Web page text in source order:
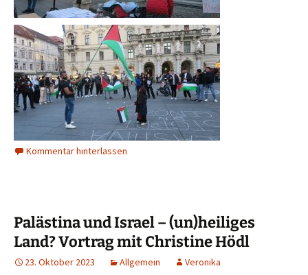
Kommentar hinterlassen
Palästina und Israel – (un)heiliges
Land? Vortrag mit Christine Hödl
23. Oktober 2023 Allgemein Veronika